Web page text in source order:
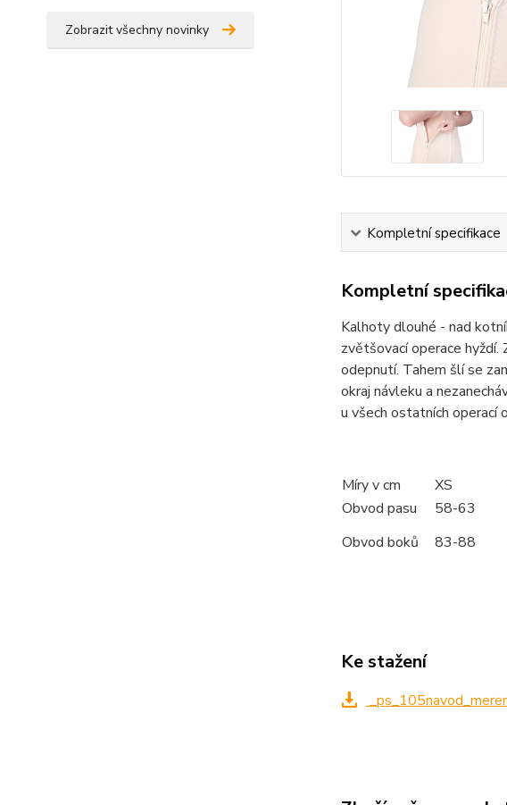
Zobrazit všechny novinky
Kompletní specifikace
Kompletní
Kalhoty dlouhé - nad
zvětšovací operace hyždí.
odepnutí. Tahem šlí se
okraj návleku a
u všech ostatních operací
Míry v cm XS
Obvod pasu
58-63
Obvod boků
83-88
Ke stažení